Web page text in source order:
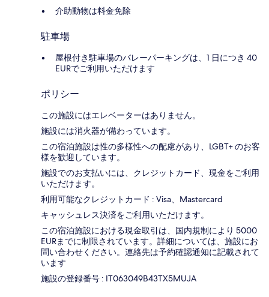
介助動物は料金免除
駐車場
屋根付き駐車場のバレーパーキングは、1 日につき 40
EURでご利用いただけます
ポリシー
この施設にはエレベーターはありません。
施設には消火器が備わっています。
この宿泊施設は性の多様性への配慮があり、LGBT+ のお客
様を歓迎しています。
施設でのお支払いには、クレジットカード、現金をご利用
いただけます。
利用可能なクレジットカード : Visa、Mastercard
キャッシュレス決済をご利用いただけます。
この宿泊施設における現金取引は、国内規制により 5000
EURまでに制限されています。詳細については、施設にお
問い合わせください。連絡先は予約確認通知に記載されて
います
施設の登録番号 : IT063049B43TX5MUJA